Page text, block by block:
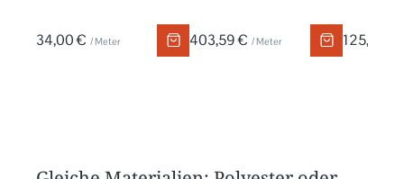
34,00 € / Meter 403,59 € / Meter 125,00 €